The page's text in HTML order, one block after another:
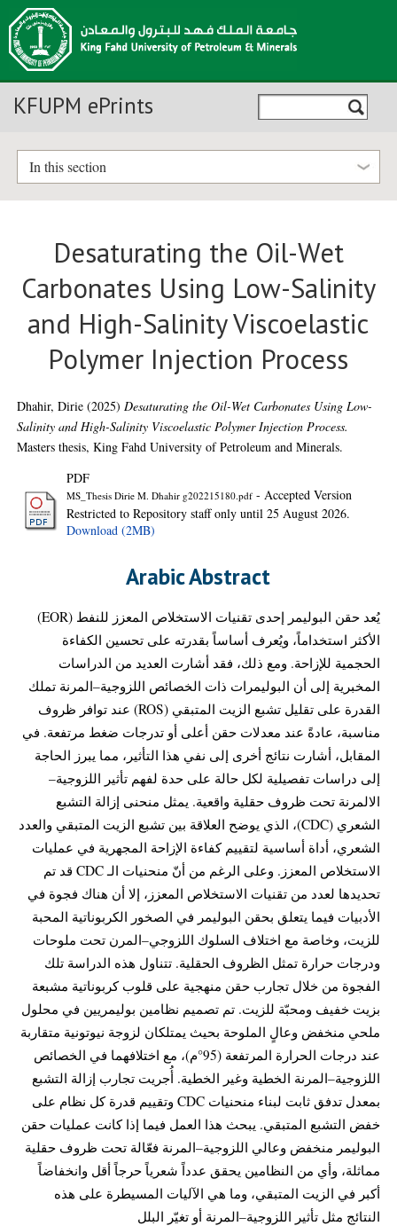
KFUPM ePrints
In this section
Desaturating the Oil-Wet
Carbonates Using Low-Salinity
and High-Salinity Viscoelastic
Polymer Injection Process
Dhahir, Dirie (2025)Desaturating the Oil-Wet Carbonates Using Low-
Salinity and High-Salinity Viscoelastic Polymer Injection Process.
Masters thesis, King Fahd University of Petroleum and Minerals.
PDF
MS_Thesis Dirie M. Dhahir g202215180.pdf - Accepted Version
Restricted to Repository staff only until 25 August 2026.
Download (2MB)
Arabic Abstract
يُعد حقن البوليمر إحدى تقنيات الاستخلاص المعزز للنفط (EOR)
الأكثر استخداماً، ويُعرف أساساً بقدرته على تحسين الكفاءة
الحجمية للإزاحة. ومع ذلك، فقد أشارت العديد من الدراسات
المخبرية إلى أن البوليمرات ذات الخصائص اللزوجية–المرنة تملك
القدرة على تقليل تشبع الزيت المتبقي (ROS) عند توافر ظروف
مناسبة، عادةً عند معدلات حقن أعلى أو تدرجات ضغط مرتفعة. في
المقابل، أشارت نتائج أخرى إلى نفي هذا التأثير، مما يبرز الحاجة
إلى دراسات تفصيلية لكل حالة على حدة لفهم تأثير اللزوجية–
الالمرنة تحت ظروف حقلية واقعية. يمثل منحنى إزالة التشبع
الشعري (CDC)، الذي يوضح العلاقة بين تشبع الزيت المتبقي والعدد
الشعري، أداة أساسية لتقييم كفاءة الإزاحة المجهرية في عمليات
الاستخلاص المعزز. وعلى الرغم من أنّ منحنيات الـ CDC قد تم
تحديدها لعدد من تقنيات الاستخلاص المعزز، إلا أن هناك فجوة في
الأدبيات فيما يتعلق بحقن البوليمر في الصخور الكربوناتية المحبة
للزيت، وخاصة مع اختلاف السلوك اللزوجي–المرن تحت ملوحات
ودرجات حرارة تمثل الظروف الحقلية. تتناول هذه الدراسة تلك
الفجوة من خلال تجارب حقن منهجية على قلوب كربوناتية مشبعة
بزيت خفيف ومحبّة للزيت. تم تصميم نظامين بوليمريين في محلول
ملحي منخفض وعالٍ الملوحة بحيث يمتلكان لزوجة نيوتونية متقاربة
عند درجات الحرارة المرتفعة (95°م)، مع اختلافهما في الخصائص
اللزوجية–المرنة الخطية وغير الخطية. أُجريت تجارب إزالة التشبع
بمعدل تدفق ثابت لبناء منحنيات CDC وتقييم قدرة كل نظام على
خفض التشبع المتبقي. يبحث هذا العمل فيما إذا كانت عمليات حقن
البوليمر منخفض وعالي اللزوجية–المرنة فعّالة تحت ظروف حقلية
مماثلة، وأي من النظامين يحقق عدداً شعرياً حرجاً أقل وانخفاضاً
أكبر في الزيت المتبقي، وما هي الآليات المسيطرة على هذه
النتائج مثل تأثير اللزوجية–المرنة أو تغيّر البلل